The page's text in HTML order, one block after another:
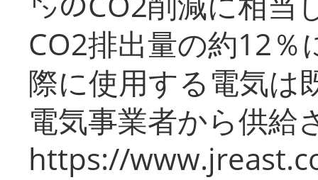
CO2排出量の約12％
際に使用する電気は
電気事業者から供給
https://